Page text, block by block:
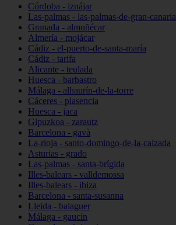
Córdoba - iznájar
Las-palmas - las-palmas-de-gran-canaria
Granada - almuñécar
Almería - mojácar
Cádiz - el-puerto-de-santa-maría
Cádiz - tarifa
Alicante - teulada
Huesca - barbastro
Málaga - alhaurín-de-la-torre
Cáceres - plasencia
Huesca - jaca
Gipuzkoa - zarautz
Barcelona - gavà
La-rioja - santo-domingo-de-la-calzada
Asturias - grado
Las-palmas - santa-brígida
Illes-balears - valldemossa
Illes-balears - ibiza
Barcelona - santa-susanna
Lleida - balaguer
Málaga - gaucín